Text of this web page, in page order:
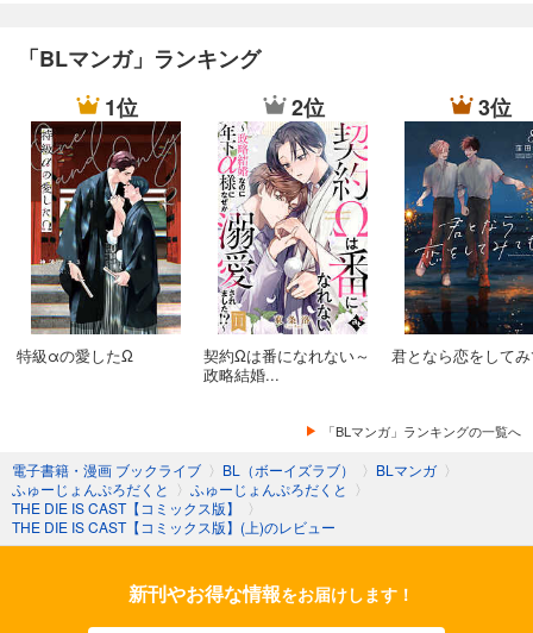
「BLマンガ」ランキング
1位
特級αの愛したΩ
2位
契約Ωは番になれない～
政略結婚...
3位
君となら恋をして
「BLマンガ」ランキングの一覧へ
電子書籍・漫画 ブックライブ 〉 BL（ボーイズラブ） 〉 BLマンガ 〉
ふゅーじょんぷろだくと 〉 ふゅーじょんぷろだくと 〉
THE DIE IS CAST【コミックス版】
〉
THE DIE IS CAST【コミックス版】(上)のレビュー
新刊やお得な情報をお届けします！